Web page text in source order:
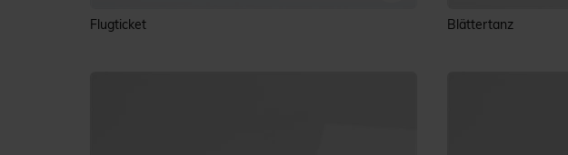
Flugticket Blättertanz